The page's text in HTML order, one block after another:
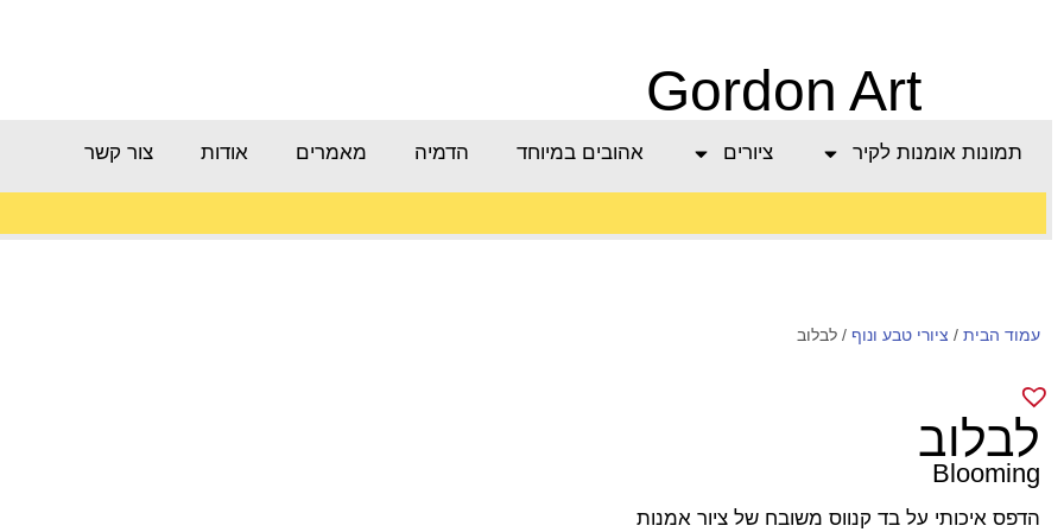
Gordon Art
תמונות אומנות לקיר ציורים אהובים במיוחד הדמיה מאמרים אודות צור קשר
מעל 800 ש"ח
עמוד הבית / ציורי טבע ונוף / לבלוב
לבלוב
Blooming
הדפס איכותי על בד קנווס משובח של ציור אמנות